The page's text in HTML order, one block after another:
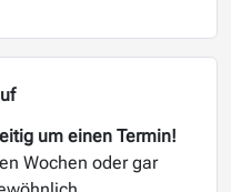
um einen Termin!
Wochen oder gar